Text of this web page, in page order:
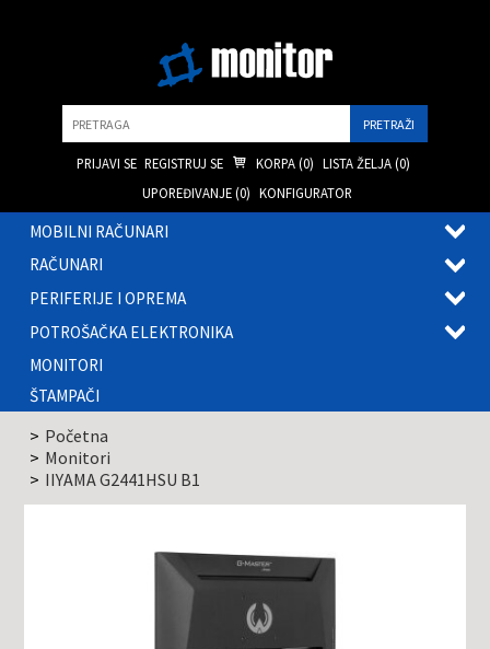
PRIJAVI SE REGISTRUJ SE KORPA (0) LISTA ŽELJA (0)
UPOREĐIVANJE (0) KONFIGURATOR
MOBILNI RAČUNARI
RAČUNARI
PERIFERIJE I OPREMA
POTROŠAČKA ELEKTRONIKA
MONITORI
ŠTAMPAČI
Početna
Monitori
IIYAMA G2441HSU B1